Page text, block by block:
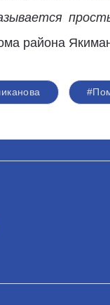
района